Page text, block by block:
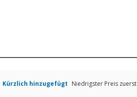
Kürzlich hinzugefügt Niedrigster Preis zuerst